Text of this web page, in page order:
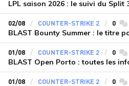
LPL saison 2026 : le suivi du Split
02/08 COUNTER-STRIKE 2 0
BLAST Bounty Summer : le titre
01/08 COUNTER-STRIKE 2 0
01/08 COUNTER-STRIKE 2 0